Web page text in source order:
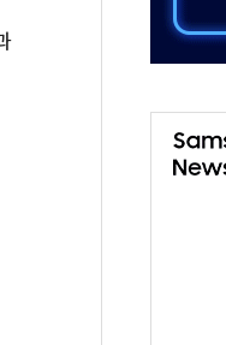
권 집중 완화 전환점"